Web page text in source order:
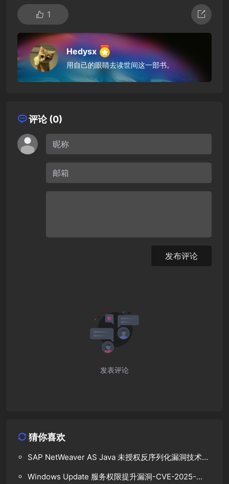
1
Hedysx
用自己的眼睛去读世间这一部书。
评论 (0)
发布评论
发表评论
猜你喜欢
SAP NetWeaver AS Java 未授权反序列化漏洞技术分
Windows Update 服务权限提升漏洞-CVE-2025-